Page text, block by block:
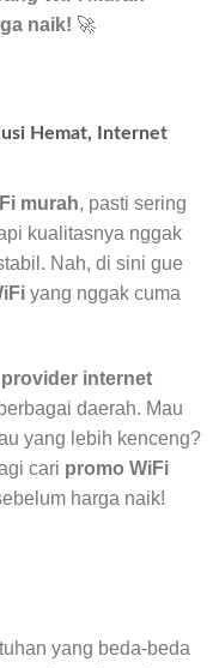
naik! 🚀
Hemat, Internet
murah, pasti sering
kualitasnya nggak
Nah, di sini gue
yang nggak cuma
provider internet
daerah. Mau
yang lebih kenceng?
cari promo WiFi
harga naik!
yang beda-beda